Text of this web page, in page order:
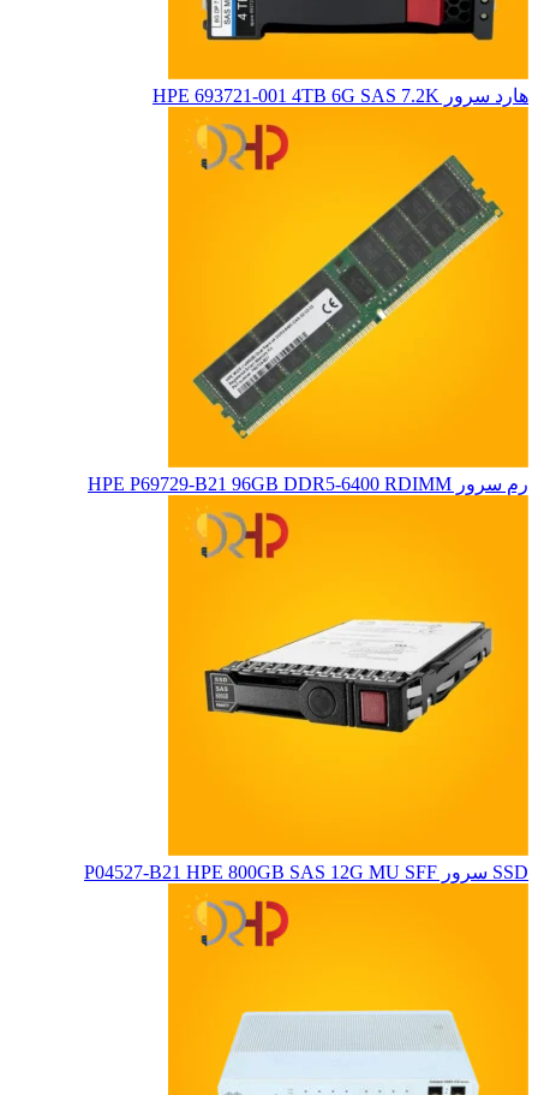
هارد سرور HPE 693721-001 4TB 6G SAS 7.2K
رم سرور HPE P69729-B21 96GB DDR5-6400 RDIMM
SSD سرور P04527-B21 HPE 800GB SAS 12G MU SFF